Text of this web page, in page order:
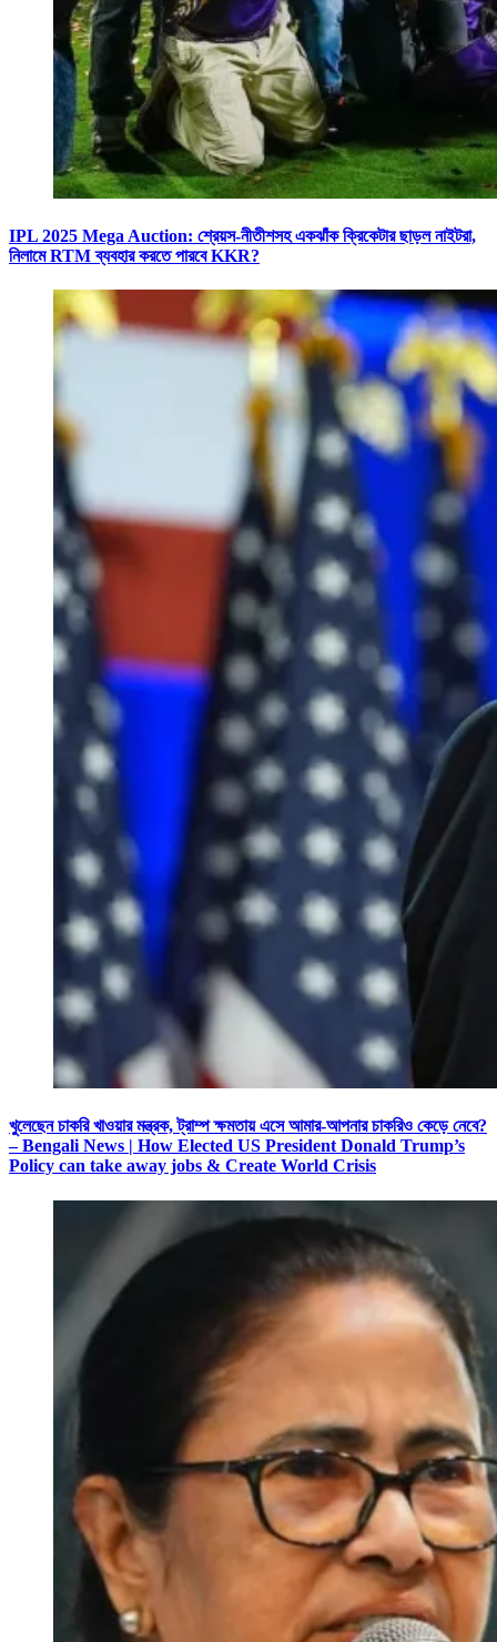
IPL 2025 Mega Auction: শ্রেয়স-নীতীশসহ একঝাঁক ক্রিকেটার ছাড়ল নাইটরা,
নিলামে RTM ব্যবহার করতে পারবে KKR?
খুলেছেন চাকরি খাওয়ার মন্ত্রক, ট্রাম্প ক্ষমতায় এসে আমার-আপনার চাকরিও কেড়ে নেবে?
– Bengali News | How Elected US President Donald Trump’s
Policy can take away jobs & Create World Crisis